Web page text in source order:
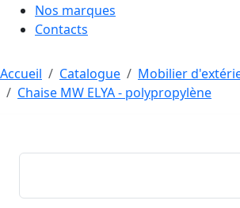
Nos marques
Contacts
Accueil Catalogue
Mobilier
Chaise MW ELYA - polypropylène